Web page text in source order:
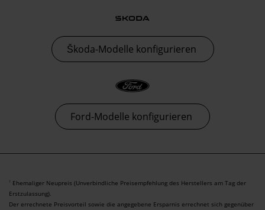
Škoda-Modelle konfigurieren
Ford-Modelle konfigurieren
1 Ehemaliger Neupreis (Unverbindliche Preisempfehlung des Herstellers am Tag der
Erstzulassung).
Der errechnete Preisvorteil sowie die angegebene Ersparnis errechnet sich gegenüber